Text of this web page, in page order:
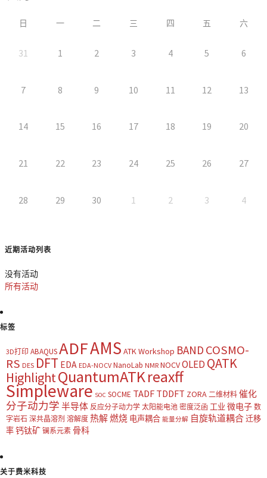
日 一 二 三 四 五 六
31 1 2 3 4 5 6
7 8 9 10 11 12 13
14 15 16 17 18 19 20
21 22 23 24 25 26 27
28 29 30 1 2 3 4
近期活动列表
没有活动
所有活动
标签
3D打印 ABAQUSADFAMS ATK Workshop BAND COSMO-
RS DES DFT EDA EDA-NOCV NanoLab NMR NOCVOLED QATK
HighlightQuantumATKreaxff
Simpleware SOC SOCME TADF TDDFT ZORA 二维材料 催化
分子动力学 半导体 反应分子动力学 太阳能电池 密度泛函 工业 微电子 数
字岩石 深共晶溶剂 溶解度 热解燃烧 电声耦合 能量分解 自旋轨道耦合迁移
率钙钛矿 镧系元素 骨科
关于费米科技